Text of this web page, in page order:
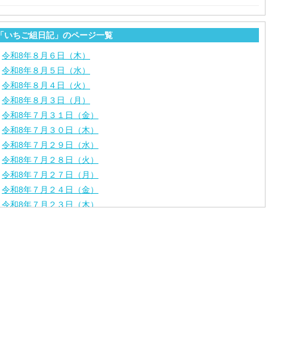
「いちご組日記」のページ一覧
令和8年８月６日（木）
令和8年８月５日（水）
令和8年８月４日（火）
令和8年８月３日（月）
令和8年７月３１日（金）
令和8年７月３０日（木）
令和8年７月２９日（水）
令和8年７月２８日（火）
令和8年７月２７日（月）
令和8年７月２４日（金）
令和8年７月２３日（木）